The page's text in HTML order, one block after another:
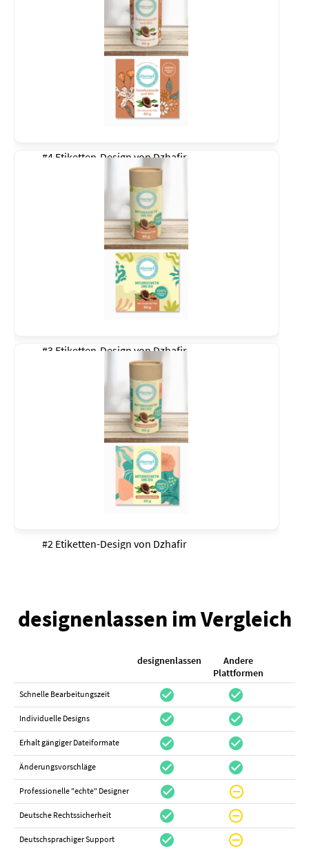
#4 Etiketten-Design vonDzhafir
#3 Etiketten-Design vonDzhafir
#2 Etiketten-Design von Dzhafir
designenlassen im Vergleich
designenlassen
Andere
Plattformen
Schnelle Bearbeitungszeit check_circle check_circle
Individuelle Designs check_circle check_circle
Erhalt gängiger Dateiformate check_circle check_circle
Änderungsvorschläge check_circle check_circle
Professionelle "echte" Designer check_circle do_not_disturb_on
Deutsche Rechtssicherheit check_circle do_not_disturb_on
Deutschsprachiger Support check_circle do_not_disturb_on